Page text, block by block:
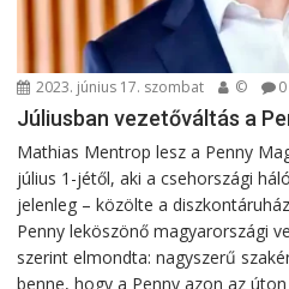
2023. június 17. szombat © 0
Júliusban vezetőváltás a
Mathias Mentrop lesz a Penny
július 1-jétől, aki a csehországi
jelenleg – közölte a
Penny leköszönő magyarországi
szerint elmondta: nagyszerű
benne, hogy a Penny azon az